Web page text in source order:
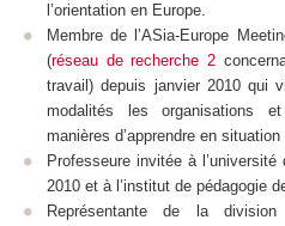
l’orientation en Europe.
Membre de l’ASia-Europe
(réseau de recherche 2
travail) depuis janvier 2010 qui
modalités les organisations
manières d’apprendre en
Professeure invitée à
2010 et à l’institut de pédagogie
Représentante de la